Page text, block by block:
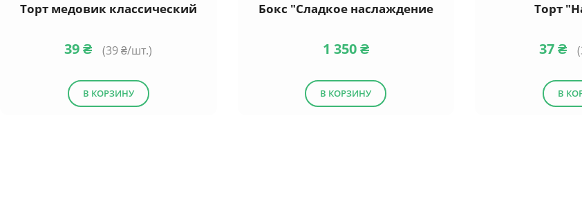
Торт медовик классический
39₴ (39₴/шт.)
В КОРЗИНУ
Бокс "Сладкое наслаждение
1 350₴
В КОРЗИНУ
Торт
37₴ (
В